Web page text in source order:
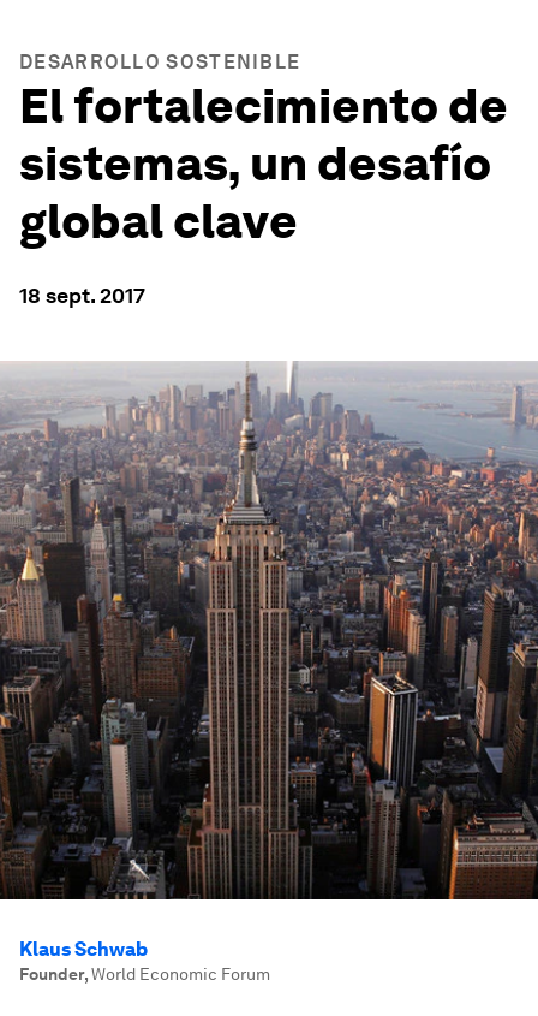
DESARROLLO SOSTENIBLE
El fortalecimiento de
sistemas, un desafío
global clave
18 sept. 2017
Klaus Schwab
Founder,World Economic Forum